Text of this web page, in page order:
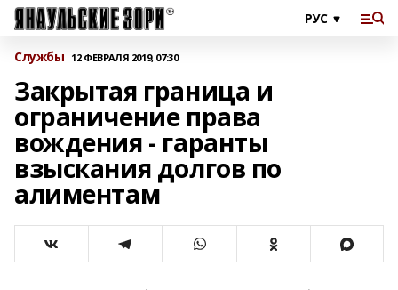
Службы 12 ФЕВРАЛЯ 2019, 07:30
Закрытая граница и
ограничение права
вождения - гаранты
взыскания долгов по
алиментам